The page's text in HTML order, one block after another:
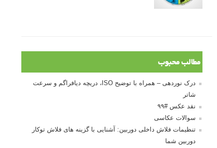
مطالب محبوب
درک نوردهی – همراه با توضیح ISO، دریچه دیافراگم و سرعت
شاتر
نقد عکس #۹۹
سوالات عکاسی
تنظیمات فلاش داخلی دوربین: آشنایی با گزینه های فلاش توکار
دوربین شما